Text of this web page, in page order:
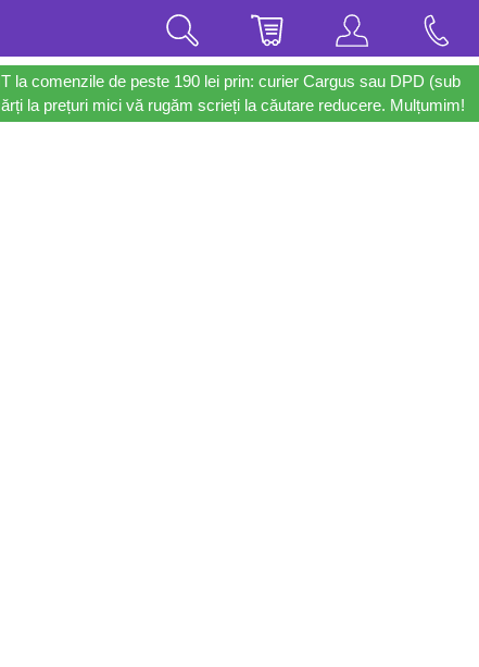
la comenzile de peste 190 lei prin: curier Cargus sau DPD (sub
la prețuri mici vă rugăm scrieți la căutare reducere. Mulțumim!